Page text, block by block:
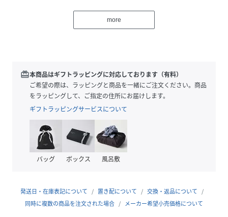
透け感のあるフォルムはどんなコーデにも合わせやすく身に
おでかけやお呼ばれなどのオケージョンにおすすめです◎
◆ciite'(シーテ）◆
フランス語で「街」を意味する「cite'」に由来。
付けたときのシルエットやバランスにこだわった、すこしの
個性と遊び心を演出するデイリーユースアイテムを展開しま
＊商品の特性上、色や形に多少の個体差がございますので予
めご了承ください。
more
redeem本商品はギフトラッピングに対応しております（有料）
ご希望の際は、ラッピングと商品を一緒にご注文ください。商品
をラッピングして、ご指定の住所にお届けします。
ギフトラッピングサービスについて
バッグ ボックス 風呂敷
発送日・在庫表記について 置き配について
交換・返品について
同時に複数の商品を注文された場合
メーカー希望小売価格について